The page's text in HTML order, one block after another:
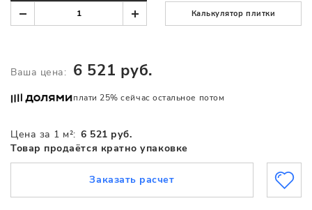
Цена за 1 м²: 6 521 руб.
Товар продаётся кратно упаковке
Калькулятор плитки
Ваша цена: 6 521 руб.
плати 25% сейчас остальное потом
Заказать расчет